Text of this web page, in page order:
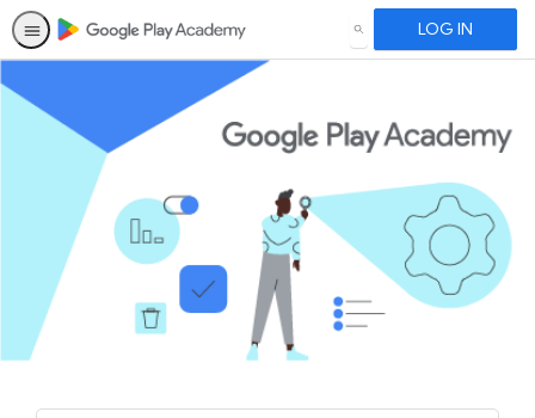
SEARCH LOG IN